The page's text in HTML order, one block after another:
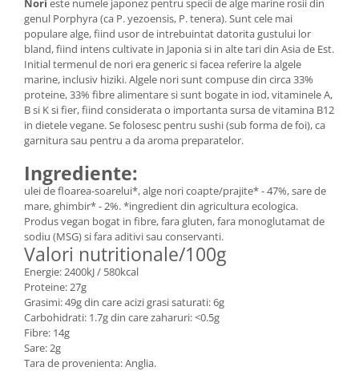
genul Porphyra (ca P. yezoensis, P. tenera). Sunt cele mai
populare alge, fiind usor de intrebuintat datorita gustului lor
bland, fiind intens cultivate in Japonia si in alte tari din Asia de Est.
Initial termenul de nori era generic si facea referire la algele
marine, inclusiv hiziki. Algele nori sunt compuse din circa 33%
proteine, 33% fibre alimentare si sunt bogate in iod, vitaminele A,
B si K si fier, fiind considerata o importanta sursa de vitamina B12
in dietele vegane. Se folosesc pentru sushi (sub forma de foi), ca
garnitura sau pentru a da aroma preparatelor.
Ingrediente:
ulei de floarea-soarelui*, alge nori coapte/prajite* - 47%, sare de
mare, ghimbir* - 2%. *ingredient din agricultura ecologica.
Produs vegan bogat in fibre, fara gluten, fara monoglutamat de
sodiu (MSG) si fara aditivi sau conservanti.
Valori nutritionale/100g
Energie: 2400kJ / 580kcal
Proteine: 27g
Grasimi: 49g din care acizi grasi saturati: 6g
Carbohidrati: 1.7g din care zaharuri: <0.5g
Fibre: 14g
Sare: 2g
Tara de provenienta: Anglia.